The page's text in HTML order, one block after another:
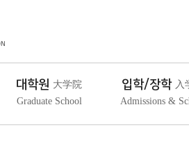
대학원 大学院
Graduate School
입학/장학 入
Admissions &